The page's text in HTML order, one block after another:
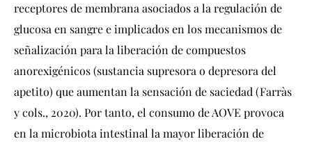
receptores de membrana asociados a la regulación de
glucosa en sangre e implicados en los mecanismos de
señalización para la liberación de compuestos
anorexigénicos (sustancia supresora o depresora del
apetito) que aumentan la sensación de saciedad (Farràs
y cols., 2020). Por tanto, el consumo de AOVE provoca
en la microbiota intestinal la mayor liberación de